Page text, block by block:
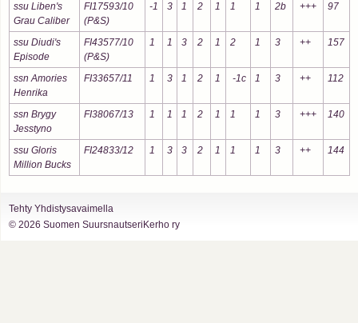
ssu Liben's
Grau Caliber
FI17593/10
(P&S)
-1 3 1 2 1 1 1 2b +++ 97
ssu Diudi's
Episode
FI43577/10
(P&S)
1 1 3 2 1 2 1 3 ++ 157
ssn Amories
Henrika
FI33657/11 1 3 1 2 1 -1c 1 3 ++ 112
ssn Brygy
Jesstyno
FI38067/13 1 1 1 2 1 1 1 3 +++ 140
ssu Gloris
Million Bucks
FI24833/12 1 3 3 2 1 1 1 3 ++ 144
Tehty Yhdistysavaimella
© 2026 Suomen SuursnautseriKerho ry